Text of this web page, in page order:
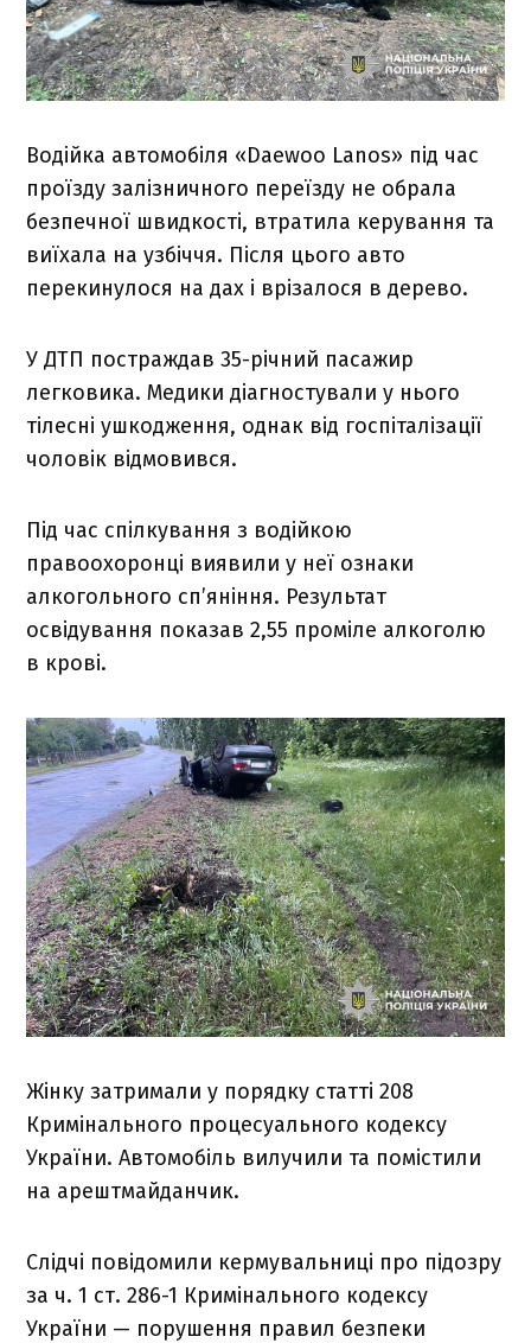
Водійка автомобіля «Daewoo Lanos» під час
проїзду залізничного переїзду не обрала
безпечної швидкості, втратила керування та
виїхала на узбіччя. Після цього авто
перекинулося на дах і врізалося в дерево.
У ДТП постраждав 35-річний пасажир
легковика. Медики діагностували у нього
тілесні ушкодження, однак від госпіталізації
чоловік відмовився.
Під час спілкування з водійкою
правоохоронці виявили у неї ознаки
алкогольного сп’яніння. Результат
освідування показав 2,55 проміле алкоголю
в крові.
Жінку затримали у порядку статті 208
Кримінального процесуального кодексу
України. Автомобіль вилучили та помістили
на арештмайданчик.
Слідчі повідомили кермувальниці про підозру
за ч. 1 ст. 286-1 Кримінального кодексу
України — порушення правил безпеки